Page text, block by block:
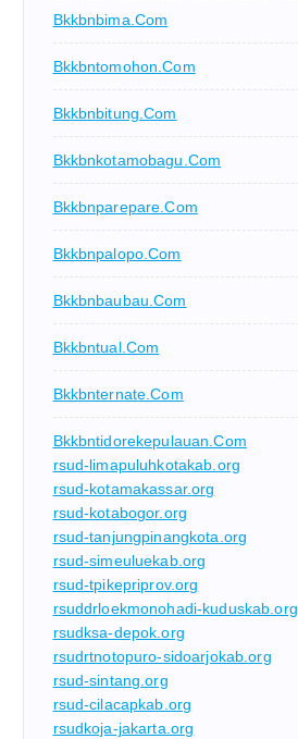
Bkkbnbima.com
Bkkbntomohon.com
Bkkbnbitung.com
Bkkbnkotamobagu.com
Bkkbnparepare.com
Bkkbnpalopo.com
Bkkbnbaubau.com
Bkkbntual.com
Bkkbnternate.com
Bkkbntidorekepulauan.com
rsud-limapuluhkotakab.org
rsud-kotamakassar.org
rsud-kotabogor.org
rsud-tanjungpinangkota.org
rsud-simeuluekab.org
rsud-tpikepriprov.org
rsuddrloekmonohadi-kuduskab.org
rsudksa-depok.org
rsudrtnotopuro-sidoarjokab.org
rsud-sintang.org
rsud-cilacapkab.org
rsudkoja-jakarta.org